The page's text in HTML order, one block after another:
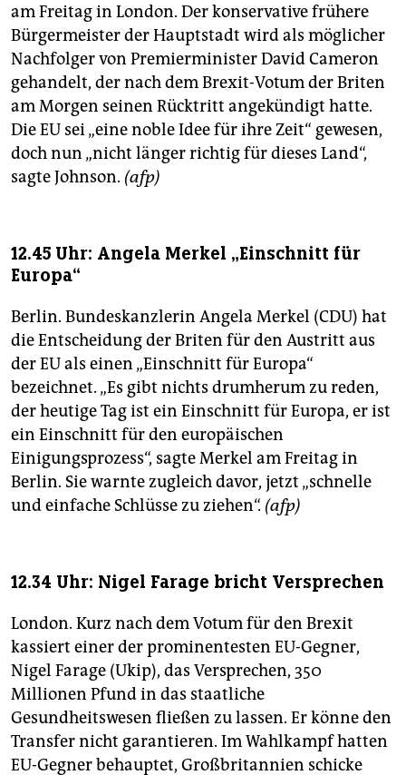
am Freitag in London. Der konservative frühere
Bürgermeister der Hauptstadt wird als möglicher
Nachfolger von Premierminister David Cameron
gehandelt, der nach dem Brexit-Votum der Briten
am Morgen seinen Rücktritt angekündigt hatte.
Die EU sei „eine noble Idee für ihre Zeit“ gewesen,
doch nun „nicht länger richtig für dieses Land“,
sagte Johnson. (afp)
12.45 Uhr: Angela Merkel „Einschnitt für
Europa“
Berlin. Bundeskanzlerin Angela Merkel (CDU) hat
die Entscheidung der Briten für den Austritt aus
der EU als einen „Einschnitt für Europa“
bezeichnet. „Es gibt nichts drumherum zu reden,
der heutige Tag ist ein Einschnitt für Europa, er ist
ein Einschnitt für den europäischen
Einigungsprozess“, sagte Merkel am Freitag in
Berlin. Sie warnte zugleich davor, jetzt „schnelle
und einfache Schlüsse zu ziehen“. (afp)
12.34 Uhr: Nigel Farage bricht Versprechen
London. Kurz nach dem Votum für den Brexit
kassiert einer der prominentesten EU-Gegner,
Nigel Farage (Ukip), das Versprechen, 350
Millionen Pfund in das staatliche
Gesundheitswesen fließen zu lassen. Er könne den
Transfer nicht garantieren. Im Wahlkampf hatten
EU-Gegner behauptet, Großbritannien schicke